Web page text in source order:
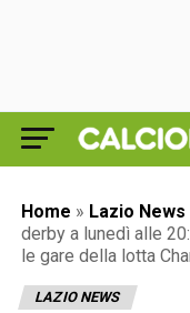
Home » Lazio News
derby a lunedì alle
le gare della lotta
LAZIO NEWS